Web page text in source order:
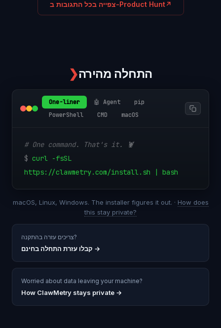
צפייה בכל התגובות ב-Product Hunt↗
❯התחלה מהירה
One-liner 🤖 Agent
pip
PowerShell
CMD macOS
# One command. That's it. 🦞
$ curl -fsSL
https://clawmetry.com/install.sh | bash
macOS, Linux, Windows. The installer figures it out. · How does
this stay private?
צריכים עזרה בהתקנה?
קבלו עזרת התחלה בחינם →
Worried about data leaving your machine?
How ClawMetry stays private →